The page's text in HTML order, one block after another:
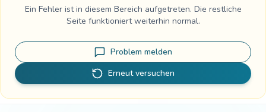
Ein Fehler ist in diesem Bereich aufgetreten. Die restliche
Seite funktioniert weiterhin normal.
Problem melden
Erneut versuchen